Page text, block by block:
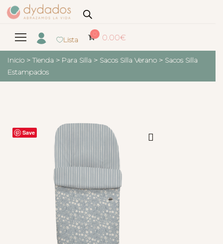
Lista
0 0.00€
Inicio > Tienda > Para Silla > Sacos Silla Verano > Sacos Silla
Estampados
Save